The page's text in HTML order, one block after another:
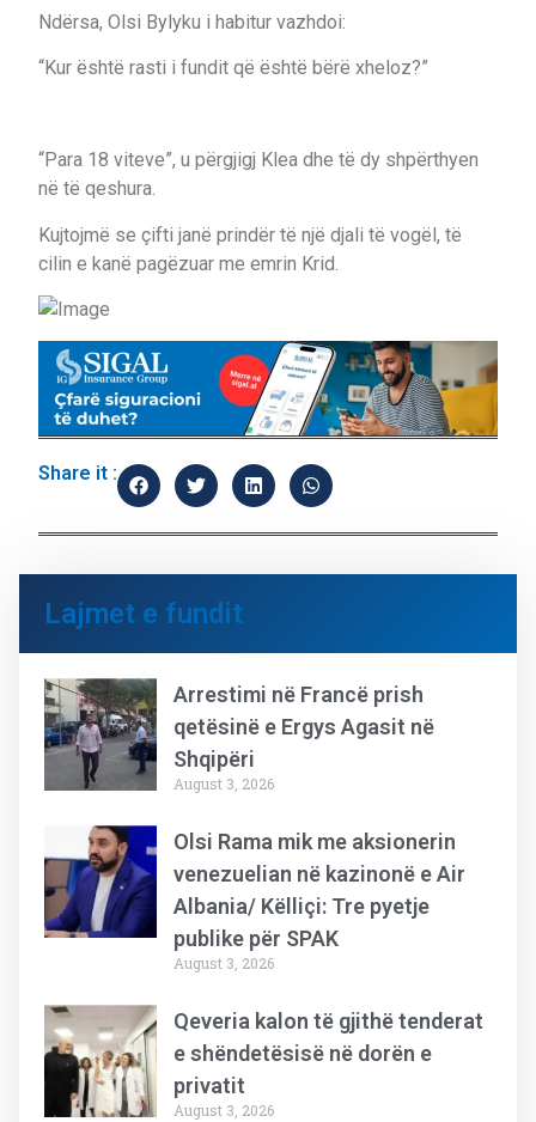
Ndërsa, Olsi Bylyku i habitur vazhdoi:
“Kur është rasti i fundit që është bërë xheloz?”
“Para 18 viteve”, u përgjigj Klea dhe të dy shpërthyen
në të qeshura.
Kujtojmë se çifti janë prindër të një djali të vogël, të
cilin e kanë pagëzuar me emrin Krid.
Share it :
Lajmet e fundit
Arrestimi në Francë prish
qetësinë e Ergys Agasit në
Shqipëri
August 3, 2026
Olsi Rama mik me aksionerin
venezuelian në kazinonë e Air
Albania/ Këlliçi: Tre pyetje
publike për SPAK
August 3, 2026
Qeveria kalon të gjithë tenderat
e shëndetësisë në dorën e
privatit
August 3, 2026